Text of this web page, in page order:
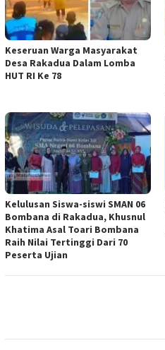
Keseruan Warga Masyarakat
Desa Rakadua Dalam Lomba
HUT RI Ke 78
Kelulusan Siswa-siswi SMAN 06
Bombana di Rakadua, Khusnul
Khatima Asal Toari Bombana
Raih Nilai Tertinggi Dari 70
Peserta Ujian